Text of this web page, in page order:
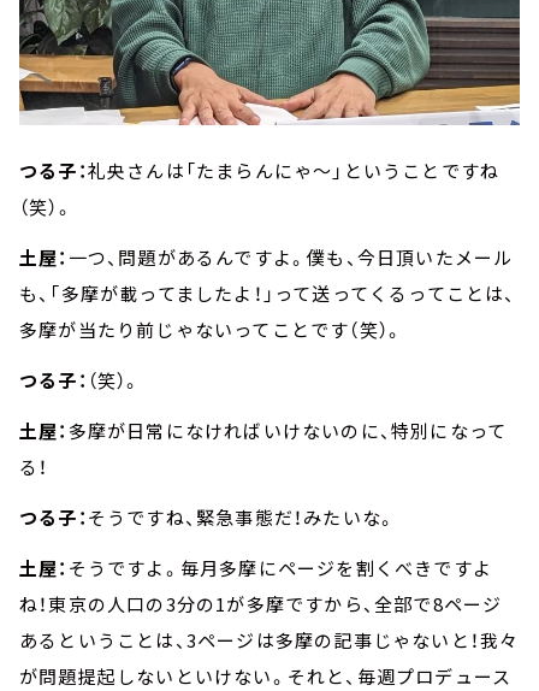
つる子：礼央さんは「たまらんにゃ～」ということですね
（笑）。
土屋： 一つ、問題があるんですよ。僕も、今日頂いたメール
も、「多摩が載ってましたよ！」って送ってくるってことは、
多摩が当たり前じゃないってことです（笑）。
つる子： （笑）。
土屋： 多摩が日常になければいけないのに、特別になって
る！
つる子：そうですね、緊急事態だ！みたいな。
土屋： そうですよ。毎月多摩にページを割くべきですよ
ね！東京の人口の3分の1が多摩ですから、全部で8ページ
あるということは、3ページは多摩の記事じゃないと！我々
が問題提起しないといけない。それと、毎週プロデュース